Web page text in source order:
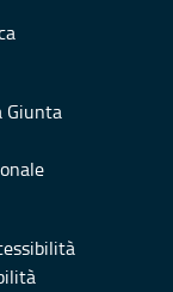
Giunta